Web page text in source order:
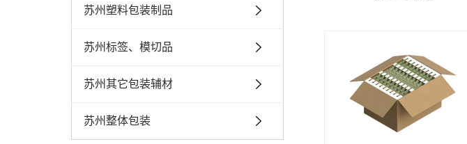
苏州塑料包装制品
苏州标签、模切品
苏州其它包装辅材
苏州整体包装